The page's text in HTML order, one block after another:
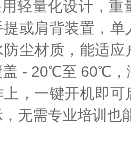
轻量化设计，重
提或肩背装置，
尘材质，能适
盖 - 20℃至 60℃，
上，一键开机即
无需专业培训也